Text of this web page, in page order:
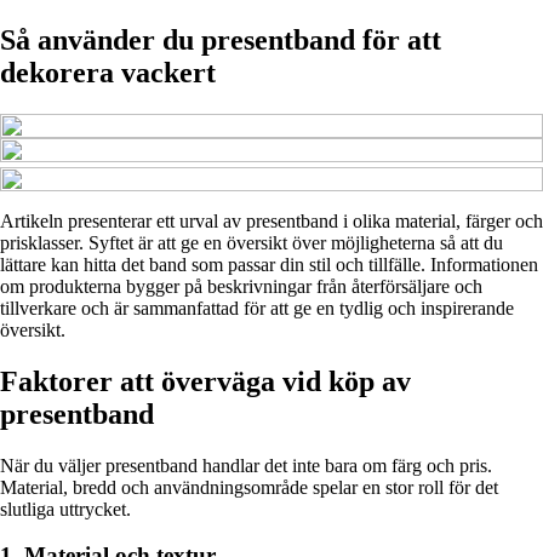
Så använder du presentband för att
dekorera vackert
Artikeln presenterar ett urval av presentband i olika material, färger och
prisklasser. Syftet är att ge en översikt över möjligheterna så att du
lättare kan hitta det band som passar din stil och tillfälle. Informationen
om produkterna bygger på beskrivningar från återförsäljare och
tillverkare och är sammanfattad för att ge en tydlig och inspirerande
översikt.
Faktorer att överväga vid köp av
presentband
När du väljer presentband handlar det inte bara om färg och pris.
Material, bredd och användningsområde spelar en stor roll för det
slutliga uttrycket.